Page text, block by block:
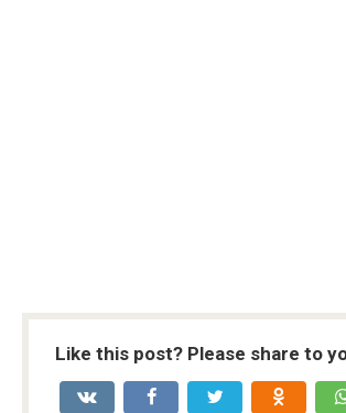
Like this post? Please share to